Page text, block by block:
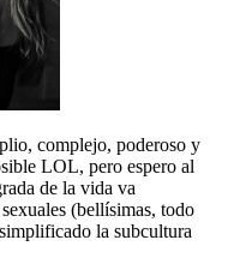
complejo, poderoso y
LOL, pero espero al
de la vida va
(bellísimas, todo
la subcultura